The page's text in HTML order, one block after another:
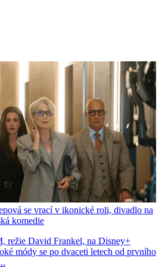
se vrací v ikonické roli, divadlo na
komedie
režie David Frankel, na Disney+
módy se po dvaceti letech od prvního